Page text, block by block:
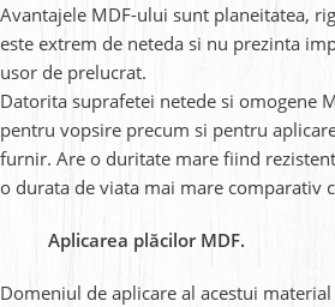
Avantajele MDF-ului sunt planeitatea,
este extrem de neteda si nu prezinta
usor de prelucrat.
Datorita suprafetei netede si omogene
pentru vopsire precum si pentru
furnir. Are o duritate mare fiind
o durata de viata mai mare comparativ
Aplicarea plăcilor MDF.
Domeniul de aplicare al acestui